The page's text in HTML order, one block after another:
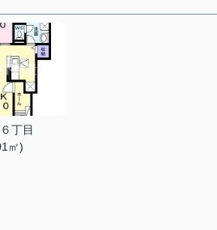
丁目
㎡)